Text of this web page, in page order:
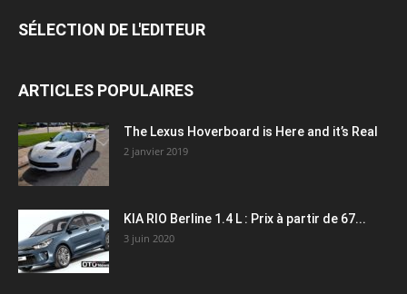
SÉLECTION DE L'EDITEUR
ARTICLES POPULAIRES
The Lexus Hoverboard is Here and it’s Real
2 janvier 2019
KIA RIO Berline 1.4 L : Prix à partir de 67...
3 juin 2020